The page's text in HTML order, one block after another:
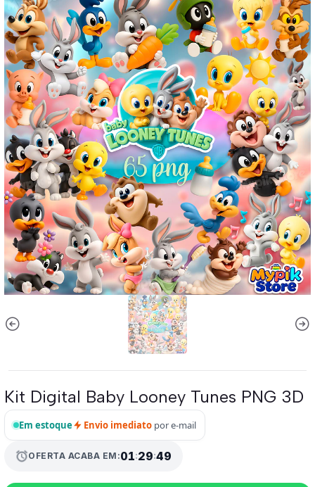
Kit Digital Baby Looney Tunes PNG 3D
Em estoque Envio imediato por e-mail
alarmOFERTA ACABA EM:01:29:49